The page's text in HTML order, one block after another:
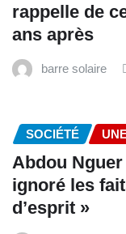
rappelle de
ans après
barre solaire
SOCIÉTÉ
Abdou
ignoré les
d’esprit »